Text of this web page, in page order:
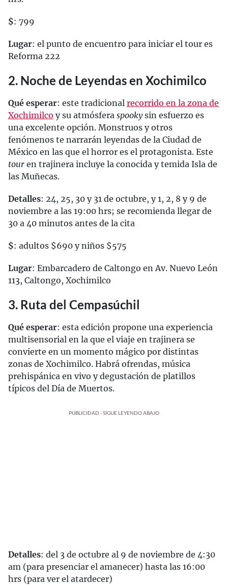
$: 799
Lugar: el punto de encuentro para iniciar el tour es
Reforma 222
2. Noche de Leyendas en Xochimilco
Qué esperar: este tradicional recorrido en la zona de
Xochimilco y su atmósfera spookysin esfuerzo es
una excelente opción. Monstruos y otros
fenómenos te narrarán leyendas de la Ciudad de
México en las que el horror es el protagonista. Este
tour en trajinera incluye la conocida y temida Isla de
las Muñecas.
Detalles: 24, 25, 30 y 31 de octubre, y 1, 2, 8 y 9 de
noviembre a las 19:00 hrs; se recomienda llegar de
30 a 40 minutos antes de la cita
$: adultos $690 y niños $575
Lugar: Embarcadero de Caltongo en Av. Nuevo León
113, Caltongo, Xochimilco
3. Ruta del Cempasúchil
Qué esperar: esta edición propone una experiencia
multisensorial en la que el viaje en trajinera se
convierte en un momento mágico por distintas
zonas de Xochimilco. Habrá ofrendas, música
prehispánica en vivo y degustación de platillos
típicos del Día de Muertos.
PUBLICIDAD - SIGUE LEYENDO ABAJO
Detalles: del 3 de octubre al 9 de noviembre de 4:30
am (para presenciar el amanecer) hasta las 16:00
hrs (para ver el atardecer)